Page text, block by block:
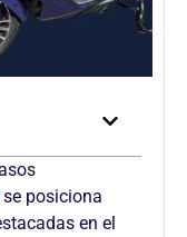
se posiciona
en el